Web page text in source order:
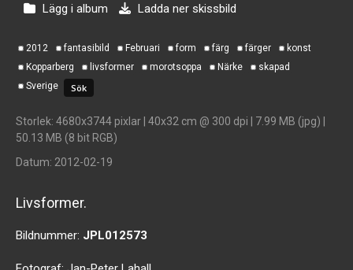
Lägg i album Ladda ner skissbild
2012 fantasibild Februari form färg färger
konst
Kopparberg
livsformer morotsoppa Närke
skapad
Sverige
Storlek: 4680x3744 pixlar | 40x32 cm @ 300 dpi | 7.99 MB (jpg) |
50.13 MB (8 bit RGB)
Datum: 2012-02-19
Livsformer.
Bildnummer: JPL012573